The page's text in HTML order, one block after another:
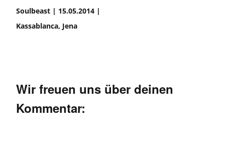
Soulbeast | 15.05.2014 |
Kassablanca, Jena
Wir freuen uns über deinen
Kommentar: